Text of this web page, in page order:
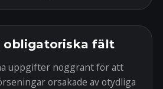
obligatoriska fält
uppgifter noggrant för att
orsakade av otydliga